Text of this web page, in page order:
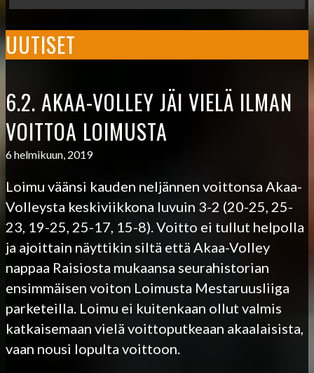
UUTISET
6.2. AKAA-VOLLEY JÄI VIELÄ ILMAN
VOITTOA LOIMUSTA
6 helmikuun, 2019
Loimu väänsi kauden neljännen voittonsa Akaa-
Volleysta keskiviikkona luvuin 3-2 (20-25, 25-
23, 19-25, 25-17, 15-8). Voitto ei tullut helpolla
ja ajoittain näyttikin siltä että Akaa-Volley
nappaa Raisiosta mukaansa seurahistorian
ensimmäisen voiton Loimusta Mestaruusliiga
parketeilla. Loimu ei kuitenkaan ollut valmis
katkaisemaan vielä voittoputkeaan akaalaisista,
vaan nousi lopulta voittoon.